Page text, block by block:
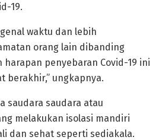
19.
waktu dan lebih
orang lain dibanding
penyebaran Covid-19 ini
berakhir,” ungkapnya.
saudara saudara atau
melakukan isolasi mandiri
dan sehat seperti sediakala.